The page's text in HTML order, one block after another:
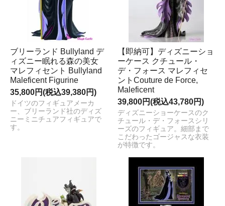
ブリーランド Bullyland デ
ィズニー眠れる森の美女
マレフィセント Bullyland
Maleficent Figurine
35,800円(税込39,380円)
ドイツのフィギュアメーカ
ー、ブリーランド社のディズ
ニーミニチュアフィギュアで
す。
【即納可】ディズニーショ
ーケース クチュール・
デ・フォース マレフィセ
ントCouture de Force,
Maleficent
39,800円(税込43,780円)
ディズニーショーケースのク
チュール・デ・フォースシリ
ーズのフィギュア。細部まで
こだわったゴージャスな衣装
が特徴です。